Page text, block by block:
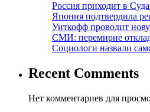
Россия приходит в
Япония подтвердила
Уиткофф проводит
СМИ: перемирие
Социологи назвали
Recent Comments
Нет комментариев для